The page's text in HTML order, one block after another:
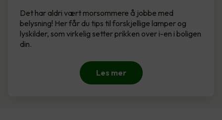
Det har aldri vært morsommere å jobbe med
belysning! Her får du tips til forskjellige lamper og
lyskilder, som virkelig setter prikken over i-en i boligen
din.
Les mer